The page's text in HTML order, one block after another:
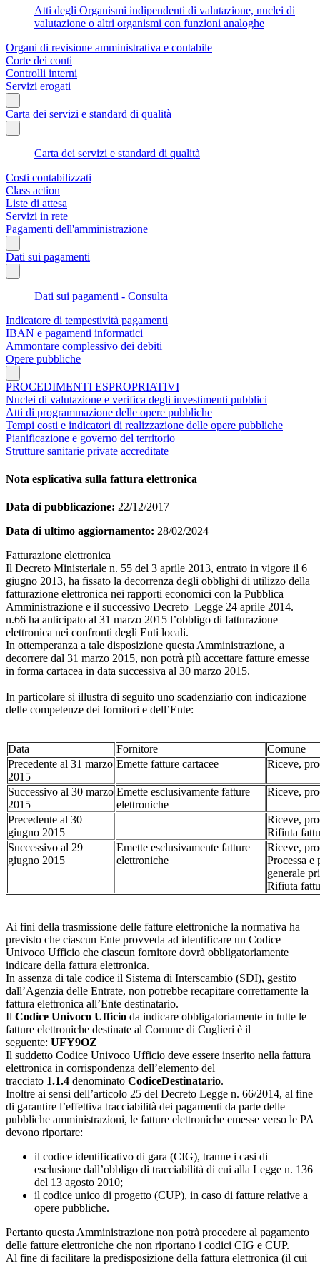
Atti degli Organismi indipendenti di valutazione, nuclei di
valutazione o altri organismi con funzioni analoghe
Organi di revisione amministrativa e contabile
Corte dei conti
Controlli interni
Servizi erogati
Carta dei servizi e standard di qualità
Carta dei servizi e standard di qualità
Costi contabilizzati
Class action
Liste di attesa
Servizi in rete
Pagamenti dell'amministrazione
Dati sui pagamenti
Dati sui pagamenti - Consulta
Indicatore di tempestività pagamenti
IBAN e pagamenti informatici
Ammontare complessivo dei debiti
Opere pubbliche
PROCEDIMENTI ESPROPRIATIVI
Nuclei di valutazione e verifica degli investimenti pubblici
Atti di programmazione delle opere pubbliche
Tempi costi e indicatori di realizzazione delle opere pubbliche
Pianificazione e governo del territorio
Strutture sanitarie private accreditate
Nota esplicativa sulla fattura elettronica
Data di pubblicazione: 22/12/2017
Data di ultimo aggiornamento: 28/02/2024
Fatturazione elettronica
Il Decreto Ministeriale n. 55 del 3 aprile 2013, entrato in vigore il 6
giugno 2013, ha fissato la decorrenza degli obblighi di utilizzo della
fatturazione elettronica nei rapporti economici con la Pubblica
Amministrazione e il successivo Decreto Legge 24 aprile 2014.
n.66 ha anticipato al 31 marzo 2015 l’obbligo di fatturazione
elettronica nei confronti degli Enti locali.
In ottemperanza a tale disposizione questa Amministrazione, a
decorrere dal 31 marzo 2015, non potrà più accettare fatture emesse
in forma cartacea in data successiva al 30 marzo 2015.
In particolare si illustra di seguito uno scadenziario con indicazione
delle competenze dei fornitori e dell’Ente:
Data Fornitore
Comune
Precedente al 31 marzo
2015
Emette fatture cartacee Riceve,
Successivo al 30 marzo
2015
Emette esclusivamente fatture
elettroniche
Riceve,
Precedente al 30
giugno 2015
Riceve,
Rifiuta
Successivo al 29
giugno 2015
Emette esclusivamente fatture
elettroniche
Riceve,
Processa e
generale
Rifiuta
Ai fini della trasmissione delle fatture elettroniche la normativa ha
previsto che ciascun Ente provveda ad identificare un Codice
Univoco Ufficio che ciascun fornitore dovrà obbligatoriamente
indicare della fattura elettronica.
In assenza di tale codice il Sistema di Interscambio (SDI), gestito
dall’Agenzia delle Entrate, non potrebbe recapitare correttamente la
fattura elettronica all’Ente destinatario.
Il Codice Univoco Ufficio da indicare obbligatoriamente in tutte le
fatture elettroniche destinate al Comune di Cuglieri è il
seguente: UFY9OZ
Il suddetto Codice Univoco Ufficio deve essere inserito nella fattura
elettronica in corrispondenza dell’elemento del
tracciato 1.1.4 denominato CodiceDestinatario.
Inoltre ai sensi dell’articolo 25 del Decreto Legge n. 66/2014, al fine
di garantire l’effettiva tracciabilità dei pagamenti da parte delle
pubbliche amministrazioni, le fatture elettroniche emesse verso le PA
devono riportare:
il codice identificativo di gara (CIG), tranne i casi di
esclusione dall’obbligo di tracciabilità di cui alla Legge n. 136
del 13 agosto 2010;
il codice unico di progetto (CUP), in caso di fatture relative a
opere pubbliche.
Pertanto questa Amministrazione non potrà procedere al pagamento
delle fatture elettroniche che non riportano i codici CIG e CUP.
Al fine di facilitare la predisposizione della fattura elettronica (il cui